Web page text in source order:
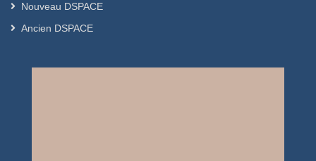
Nouveau DSPACE
Ancien DSPACE